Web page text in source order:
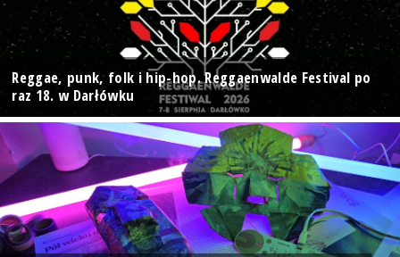
Reggae, punk, folk i hip-hop. Reggaenwalde Festival po
raz 18. w Darłówku